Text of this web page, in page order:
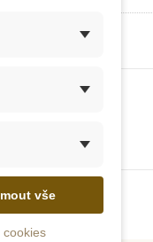
Zobrazit další
vše